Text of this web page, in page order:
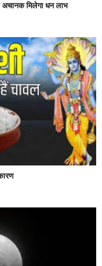
अचानक मिलेगा धन लाभ